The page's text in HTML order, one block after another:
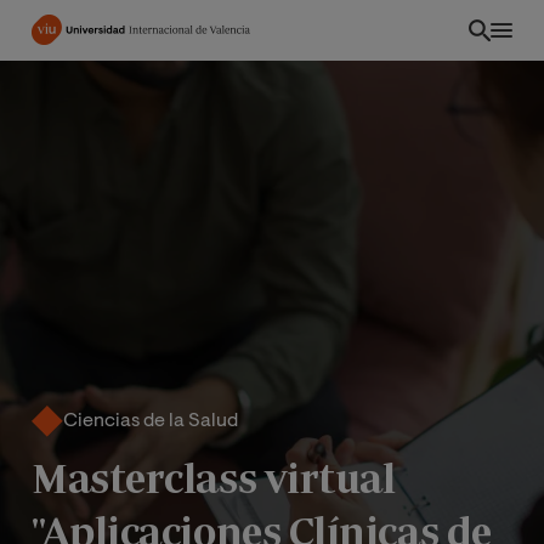
Pasar
Ciencias de la Salud
Masterclass virtual
"Aplicaciones Clínicas de